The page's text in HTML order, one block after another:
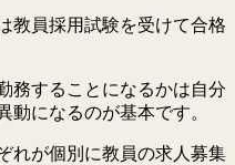
教員採用試験を受けて合格
務することになるかは自分
動になるのが基本です。
れが個別に教員の求人募集